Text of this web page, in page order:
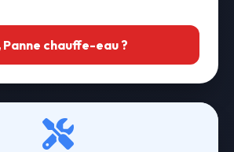
Panne chauffe-eau ?